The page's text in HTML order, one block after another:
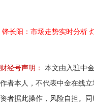
锋长阳：市场走势实时分析
财经号声明：
本文由入驻中
作者本人，不代表中金在线
资者据此操作，风险自担。